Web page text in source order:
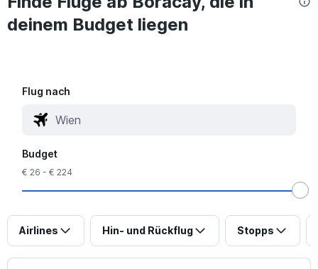
deinem Budget liegen
Flug nach
Budget
€ 26 - € 224
Airlines Hin- und Rückflug Stopps